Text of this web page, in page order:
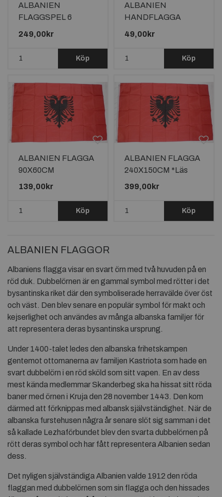
ALBANIEN
FLAGGSPEL 6
METER LÅNGT MED
20 FLAGGOR
249,00kr
Köp
ALBANIEN
HANDFLAGGA
23X15CM
49,00kr
Köp
ALBANIEN FLAGGA
90X60CM
139,00kr
Köp
ALBANIEN FLAGGA
240X150CM *Läs
beskrivningen*
399,00kr
Köp
ALBANIEN FLAGGOR
Albaniens flagga visar en svart örn med två huvuden på en
röd duk. Dubbelörnen är en gammal symbol med rötter i det
bysantinska riket där den symboliserade herravälde över öst
och väst. Den blev senare en populär symbol för makt och
kejserlighet och användes av många albanska familjer för
att representera deras bysantinska ursprung.
Under 1400-talet ledes den albanska frihetskampen
gentemot ottomanerna av familjen Kastriota som hade en
svart dubbelörn i en röd sköld som sitt vapen. En av dess
mest kända medlemmar Skanderbeg ska ha hissat sitt röda
baner med örnen i Kruja den 28 november 1443. Den kom
därmed att förknippas med albansk självständighet. När de
albanska furstehusen några år senare slöt sig samman i det
så kallade Lezhaförbundet blev den svarta dubbelörnen på
rött deras symbol och har fått representera Albanien sedan
dess.
Det nyligen självständiga Albanien valde 1912 den röda
flaggan med dubbelörnen som sin flagga och den hissades